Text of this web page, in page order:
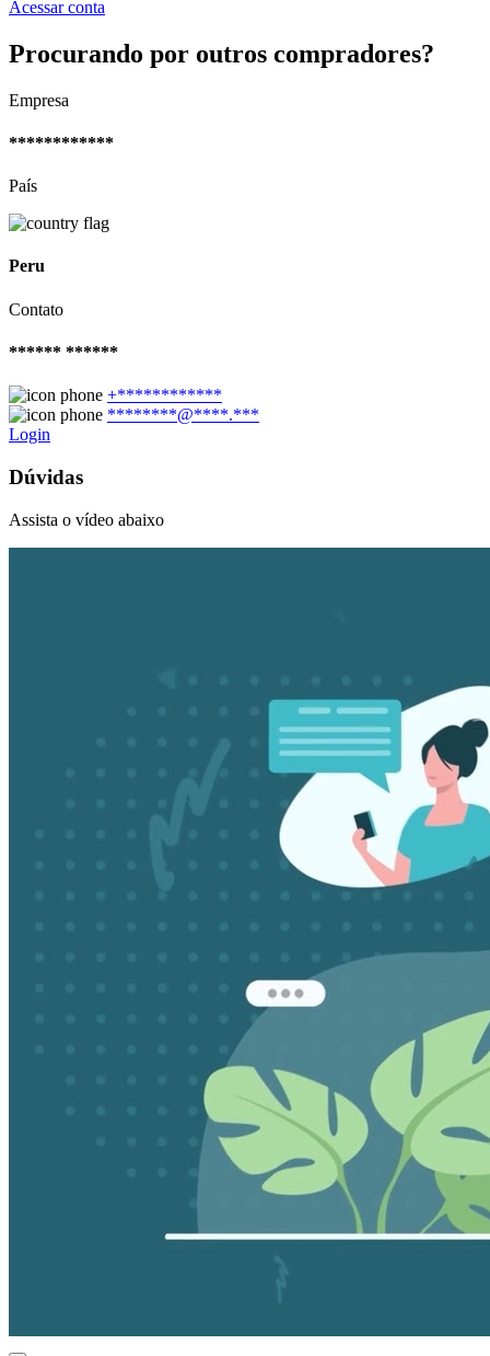
Acessar conta
Procurando por outros compradores?
Empresa
************
País
Peru
Contato
****** ******
+************
********@****.***
Login
Dúvidas
Assista o vídeo abaixo